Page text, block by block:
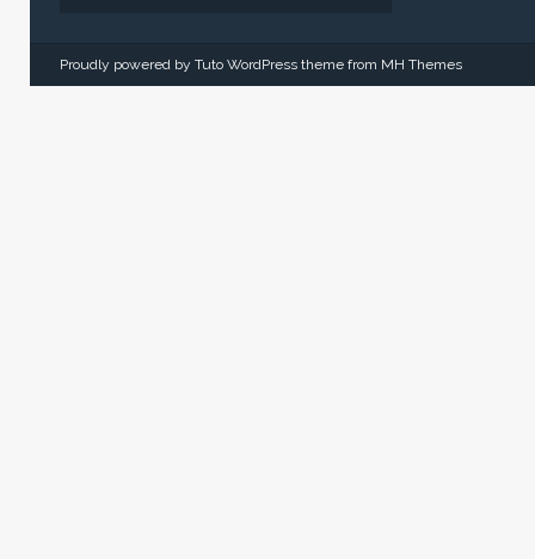
Proudly powered by Tuto WordPress theme from MH Themes